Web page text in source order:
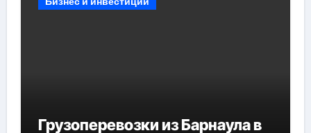
Грузоперевозки из Барнаула в